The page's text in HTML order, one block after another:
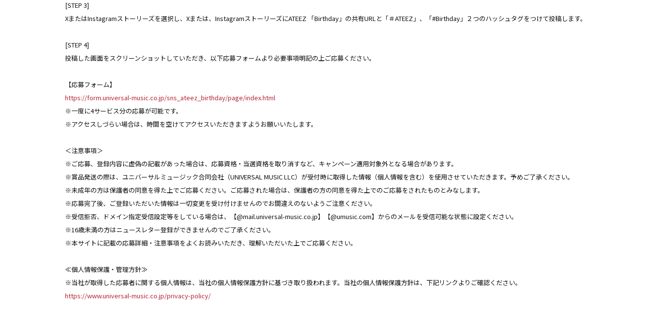
[STEP 3]
XまたはInstagramストーリーズを選択し、Xまたは、InstagramストーリーズにATEEZ 「Birthday」の共有URLと「＃ATEEZ」、「#Birthday」２つのハッシュタグをつけて投稿します。
[STEP 4]
投稿した画面をスクリーンショットしていただき、以下応募フォームより必要事項明記の上ご応募ください。
【応募フォーム】
https://form.universal-music.co.jp/sns_ateez_birthday/page/index.html
※一度に4サービス分の応募が可能です。
※アクセスしづらい場合は、時間を空けてアクセスいただきますようお願いいたします。
＜注意事項＞
※ご応募、登録内容に虚偽の記載があった場合は、応募資格・当選資格を取り消すなど、キャンペーン適用対象外となる場合があります。
※賞品発送の際は、ユニバーサルミュージック合同会社（UNIVERSAL MUSIC LLC）が受付時に取得した情報（個人情報を含む）を使用させていただきます。予めご了承ください。
※未成年の方は保護者の同意を得た上でご応募ください。ご応募された場合は、保護者の方の同意を得た上でのご応募をされたものとみなします。
※応募完了後、ご登録いただいた情報は一切変更を受け付けませんのでお間違えのないようご注意ください。
※受信拒否、ドメイン指定受信設定等をしている場合は、【@mail.universal-music.co.jp】【@umusic.com】からのメールを受信可能な状態に設定ください。
※16歳未満の方はニュースレター登録ができませんのでご了承ください。
※本サイトに記載の応募詳細・注意事項をよくお読みいただき、理解いただいた上でご応募ください。
≪個人情報保護・管理方針≫
※当社が取得した応募者に関する個人情報は、当社の個人情報保護方針に基づき取り扱われます。当社の個人情報保護方針は、下記リンクよりご確認ください。
https://www.universal-music.co.jp/privacy-policy/